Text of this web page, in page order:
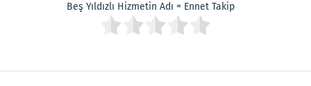
Beş Yıldızlı Hizmetin Adı = Ennet Takip